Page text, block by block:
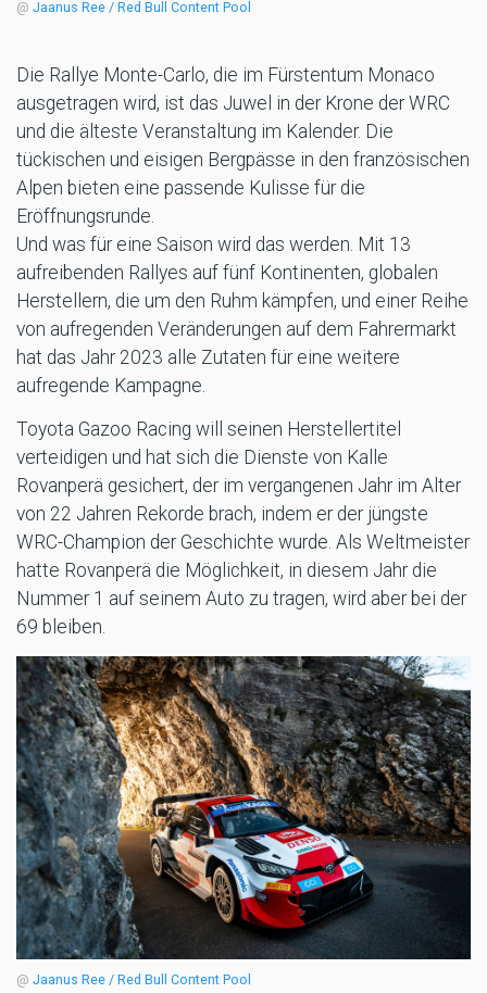
@ Jaanus Ree / Red Bull Content Pool
Die Rallye Monte-Carlo, die im Fürstentum Monaco
ausgetragen wird, ist das Juwel in der Krone der WRC
und die älteste Veranstaltung im Kalender. Die
tückischen und eisigen Bergpässe in den französischen
Alpen bieten eine passende Kulisse für die
Eröffnungsrunde.
Und was für eine Saison wird das werden. Mit 13
aufreibenden Rallyes auf fünf Kontinenten, globalen
Herstellern, die um den Ruhm kämpfen, und einer Reihe
von aufregenden Veränderungen auf dem Fahrermarkt
hat das Jahr 2023 alle Zutaten für eine weitere
aufregende Kampagne.
Toyota Gazoo Racing will seinen Herstellertitel
verteidigen und hat sich die Dienste von Kalle
Rovanperä gesichert, der im vergangenen Jahr im Alter
von 22 Jahren Rekorde brach, indem er der jüngste
WRC-Champion der Geschichte wurde. Als Weltmeister
hatte Rovanperä die Möglichkeit, in diesem Jahr die
Nummer 1 auf seinem Auto zu tragen, wird aber bei der
69 bleiben.
@ Jaanus Ree / Red Bull Content Pool